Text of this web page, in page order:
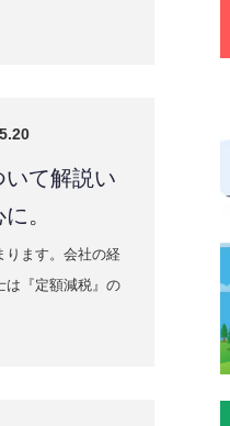
いて解説い
。
ります。会社の経
は『定額減税』の